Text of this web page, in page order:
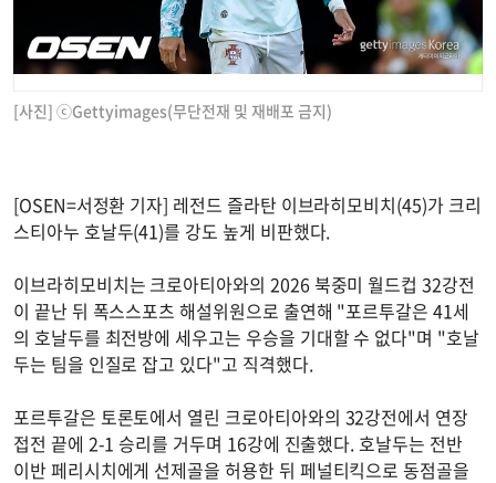
[사진] ⓒGettyimages(무단전재 및 재배포 금지)
[OSEN=서정환 기자] 레전드 즐라탄 이브라히모비치(45)가 크리
스티아누 호날두(41)를 강도 높게 비판했다.
이브라히모비치는 크로아티아와의 2026 북중미 월드컵 32강전
이 끝난 뒤 폭스스포츠 해설위원으로 출연해 "포르투갈은 41세
의 호날두를 최전방에 세우고는 우승을 기대할 수 없다"며 "호날
두는 팀을 인질로 잡고 있다"고 직격했다.
포르투갈은 토론토에서 열린 크로아티아와의 32강전에서 연장
접전 끝에 2-1 승리를 거두며 16강에 진출했다. 호날두는 전반
이반 페리시치에게 선제골을 허용한 뒤 페널티킥으로 동점골을